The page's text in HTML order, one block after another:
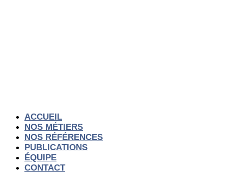
ACCUEIL
NOS MÉTIERS
NOS RÉFÉRENCES
PUBLICATIONS
ÉQUIPE
CONTACT